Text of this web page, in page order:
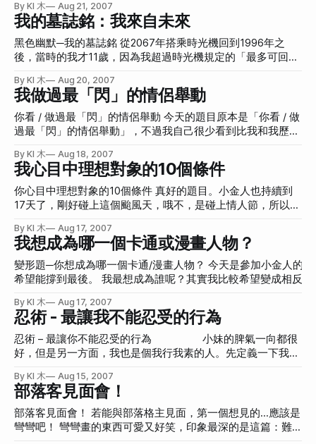
這就是城市人為什麼比鄉下人還要不快樂的原因之一吧！我住
的地方在五樓，每天都要爬樓梯，卻不覺得腿有因此變細。家
裡有時會有怪聲，或是電燈突然自己打開，不然就是聽到開門
聲可是沒人進來，總之就是這種莫名其妙的老房子。 不過至
少我房間有窗戶，之前曾經住幾個更廉價的隔間的地方，沒有
窗戶，那種感覺真的是像活在古墓裡一樣，白天晚上傻傻分不
清楚。目前的房間我還滿滿意的。窗外有個往外凹出去的藍色
鐵窗。這就是從我房間看出去的樣子。 ![]
(http://img170.imageshack.us/img170/1225/
轉一個故事的結局]
(http://summer.blog.roodo.com/golden2007) 今天是小金人
擂台賽的第21天啦！題目是「選一個故事來改結局」。我想了
很久，一直在思考我有哪個故事是想要去改變他的結局的，但
要死」，那好像又太缺德了。因為這樣就變得跟奇摩新聞一樣
在洩密了。 所以我決定要大刀修改最近看的「奪魂鋸3」的結
局。前幾天室友去百視達租的，看完之後害我做噩夢呢！不過
「奪魂鋸」的系列電影真的都還不錯。以下我會說到「奪魂鋸
3」的結局，所以若你想去看卻還沒看過這部片，請先就此打
住，若你看過或是沒有打算要看(但真的還不錯)，就可以看下
去。 －－－－－怕有人誤闖的分隔線－－－－－－ 「奪魂鋸
3」
By KI 木 Aug 21, 2007
我的墓誌銘：我來自未來
黑色幽默─我的墓誌銘 從2067年搭乘時光機回到1996年之
後，當時的我才11歲，因為我超過時光機規定的「最多可回到
到跑到與原本偏差值過多的平行宇宙，也就是我現在生存的宇
宙，因為偏差值過多，使得我無法再回到未來，當時的無助我
想沒有人會了解。 後來終於找到我的家族的人。在說服當時
與丈夫相處已發生問題的我的現在的母親之後(其實她是我的
我所說的「其實」都是我原本的未來的宇宙發生的事，因為平
行宇宙是有無限多個的，跑到與原本偏差較多的71年前，多少
會跟我原本的宇宙有所不同。因此我其實也真的是我母親的女
兒。 不過以上這些話我想不會有人相信吧！既然我都來到這
個宇宙了，當然得習慣接受現在這個時代的生活習慣、價值
觀。好在我11歲就開始習慣，後來已經駕輕就熟了，不再有人
覺得我怪。倒是我一直很好奇的是，這個時代真是個幸福的時
代，人們都過得舒舒服服的，卻又常常抱怨東抱怨西，我有時
候真想大叫「活在這時代已經很幸福了！求你知足點吧！」可
是自從13歲這樣叫之後，被大家視為異端，我怎麼解釋我那
By KI 木 Aug 20, 2007
我做過最「閃」的情侶舉動
你看 / 做過最「閃」的情侶舉動 今天的題目原本是「你看 / 做
過最「閃」的情侶舉動」，不過我自己很少看到比我和我歷任
題目會是「情人節怎麼過」之類的，不過可能考慮到一些沒伴
的人會太難過，所以換成攻擊式的題目，也不錯。 那我還是
公開我情人節要做什麼吧！雖然沒這題目。答案就是：待在家
看交響情人夢。哈哈！這幾天室友本來要跟她們的伴兒去玩，
子前天收房租時有把他買的「交響情人夢」帶來，就被我強制
拘留啦！目前看了兩集，真的超爆笑的。 回正題，最閃的應
該是我一個朋友跟他女朋友，他女朋友有著高挑身材和D罩
杯，身材非常地讚，而我朋友剛好喜歡「極瘦胸部又極大」的
那種，所以非常愛這位女朋友(的身材)，之前有曾經親眼看到
他在街上抓她胸部，就是像色狼一樣從後面襲胸那樣，然後被
女朋友打(也是帶著愛液愛意啦)，這應該堪稱是最「閃」一個
舉動。所以目前排列第一名。
By KI 木 Aug 18, 2007
我心目中理想對象的10個條件
你心目中理想對象的10個條件 真好的題目。小金人也持續到
17天了，剛好碰上這個颱風天，哦不，是碰上情人節，所以與
歡上誰一向都不是因為有什麼條件，不是因為看到誰有哪些條
件。而是剛好天時地利人就和，可能是寂寞擦撞到某個聊天話
題，或是笑聲感染情緒的底層，造成愛的錯覺。而小妹的感情
也不過三段而已，所以採樣數還不到能夠分析我喜歡他們的原
代表重要性。且時效性應該很低。 這就是我列的十點。不要
當真啊！ 01.能支持我想做的事：比如我想殺人放火，要幫我
策畫。 02.不要太懶：在必要的時候願意在大雨中跑步來找
我。(比如我發燒你車又壞掉) 03.不能太黏：我在做自己的事
的時候不要煩我。尤其是我吃東西的時候。 04.身高比我高，
體重比我重：最好高剛好15公分。另外不要逼我量體重給你
看。 05.一起出門會付錢：事後我還你錢也可以。我討厭拿放
錢包。還有最好願意幫我拿我買的東西。 06.思考實際又愛耍
浪漫：我討厭花，但至少想收一次花讓我在女生之中有面子。
By KI 木 Aug 17, 2007
我想成為哪一個卡通或漫畫人物？
變形題─你想成為哪一個卡通/漫畫人物？ 今天是參加小金人的第16天，過得真快。
希望能撐到最後。 我最想成為誰呢？其實我比較希望變成相反，就是我自己能變成
今天的題目既然是「我想成為哪一個卡漫人物」，那就乖乖回答
宅耶！是看準玩這遊戲的都是宅宅嗎？若是沒有在關心卡漫，又
辦？不過我想無論是誰，總是看過一些卡漫啦！ 回正題，我希望能變成的卡通人物
應該是，嗯！現在是我寫這篇文章的第20小時，我真的該下決定
的日子好像過的滿快樂的，我希望我也能這樣快快樂樂地過日子。
(http://img409.imageshack.us/img409/5213/
By KI 木 Aug 17, 2007
忍術 - 最讓我不能忍受的行為
忍術 – 最讓你不能忍受的行為 小妹的脾氣一向都很
好，但是另一方面，我也是個我行我素的人。先定義一下我行
麼，誰也沒辦法逼我做我不想做的事。跟一般人說的「堅持」
或「固執」是不太一樣的。「堅持」或「固執」至少都還有他
的理由，但我行我素則是不一定要有理由，不想就是不想。
比方說，小妹在學校有修過一堂課，老師從第一堂開始就沒教
By KI 木 Aug 15, 2007
部落客見面會！
部落客見面會！ 若能與部落格主見面，第一個想見的…應該是
彎彎吧！ 彎彎畫的東西可愛又好笑，印象最深的是這篇：難